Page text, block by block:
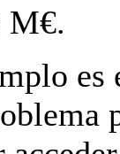
M€.
es